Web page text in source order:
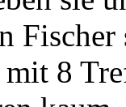
Fischer
8